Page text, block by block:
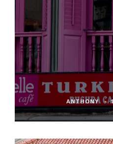
ANTHONY